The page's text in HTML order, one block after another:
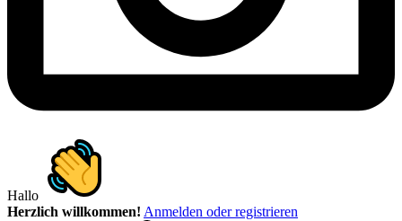
Hallo
Herzlich willkommen! Anmelden oder registrieren